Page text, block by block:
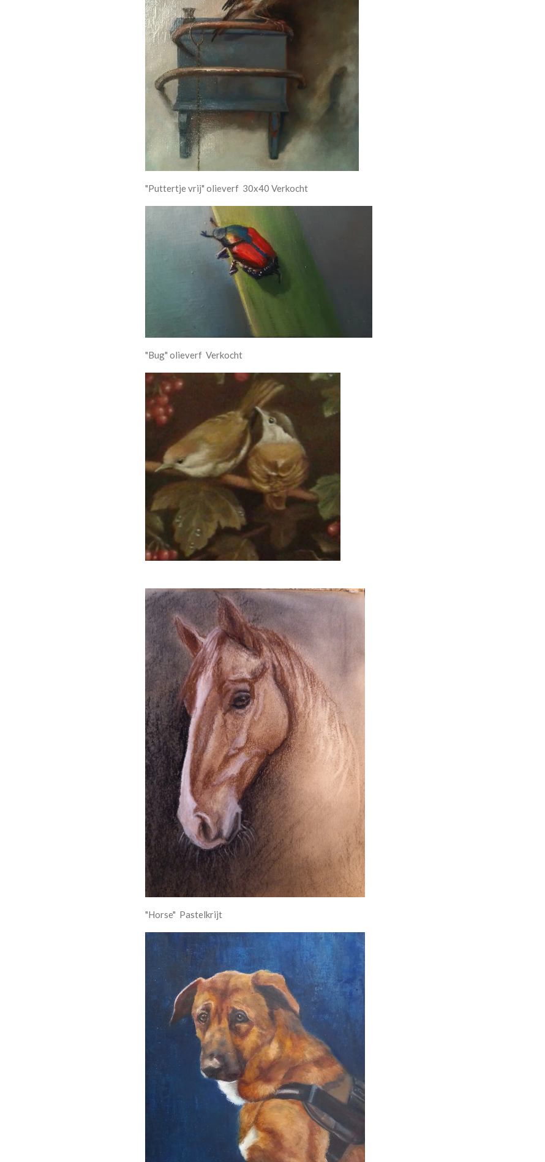
"Puttertje vrij" olieverf 30x40 Verkocht
"Bug" olieverf Verkocht
"Horse" Pastelkrijt